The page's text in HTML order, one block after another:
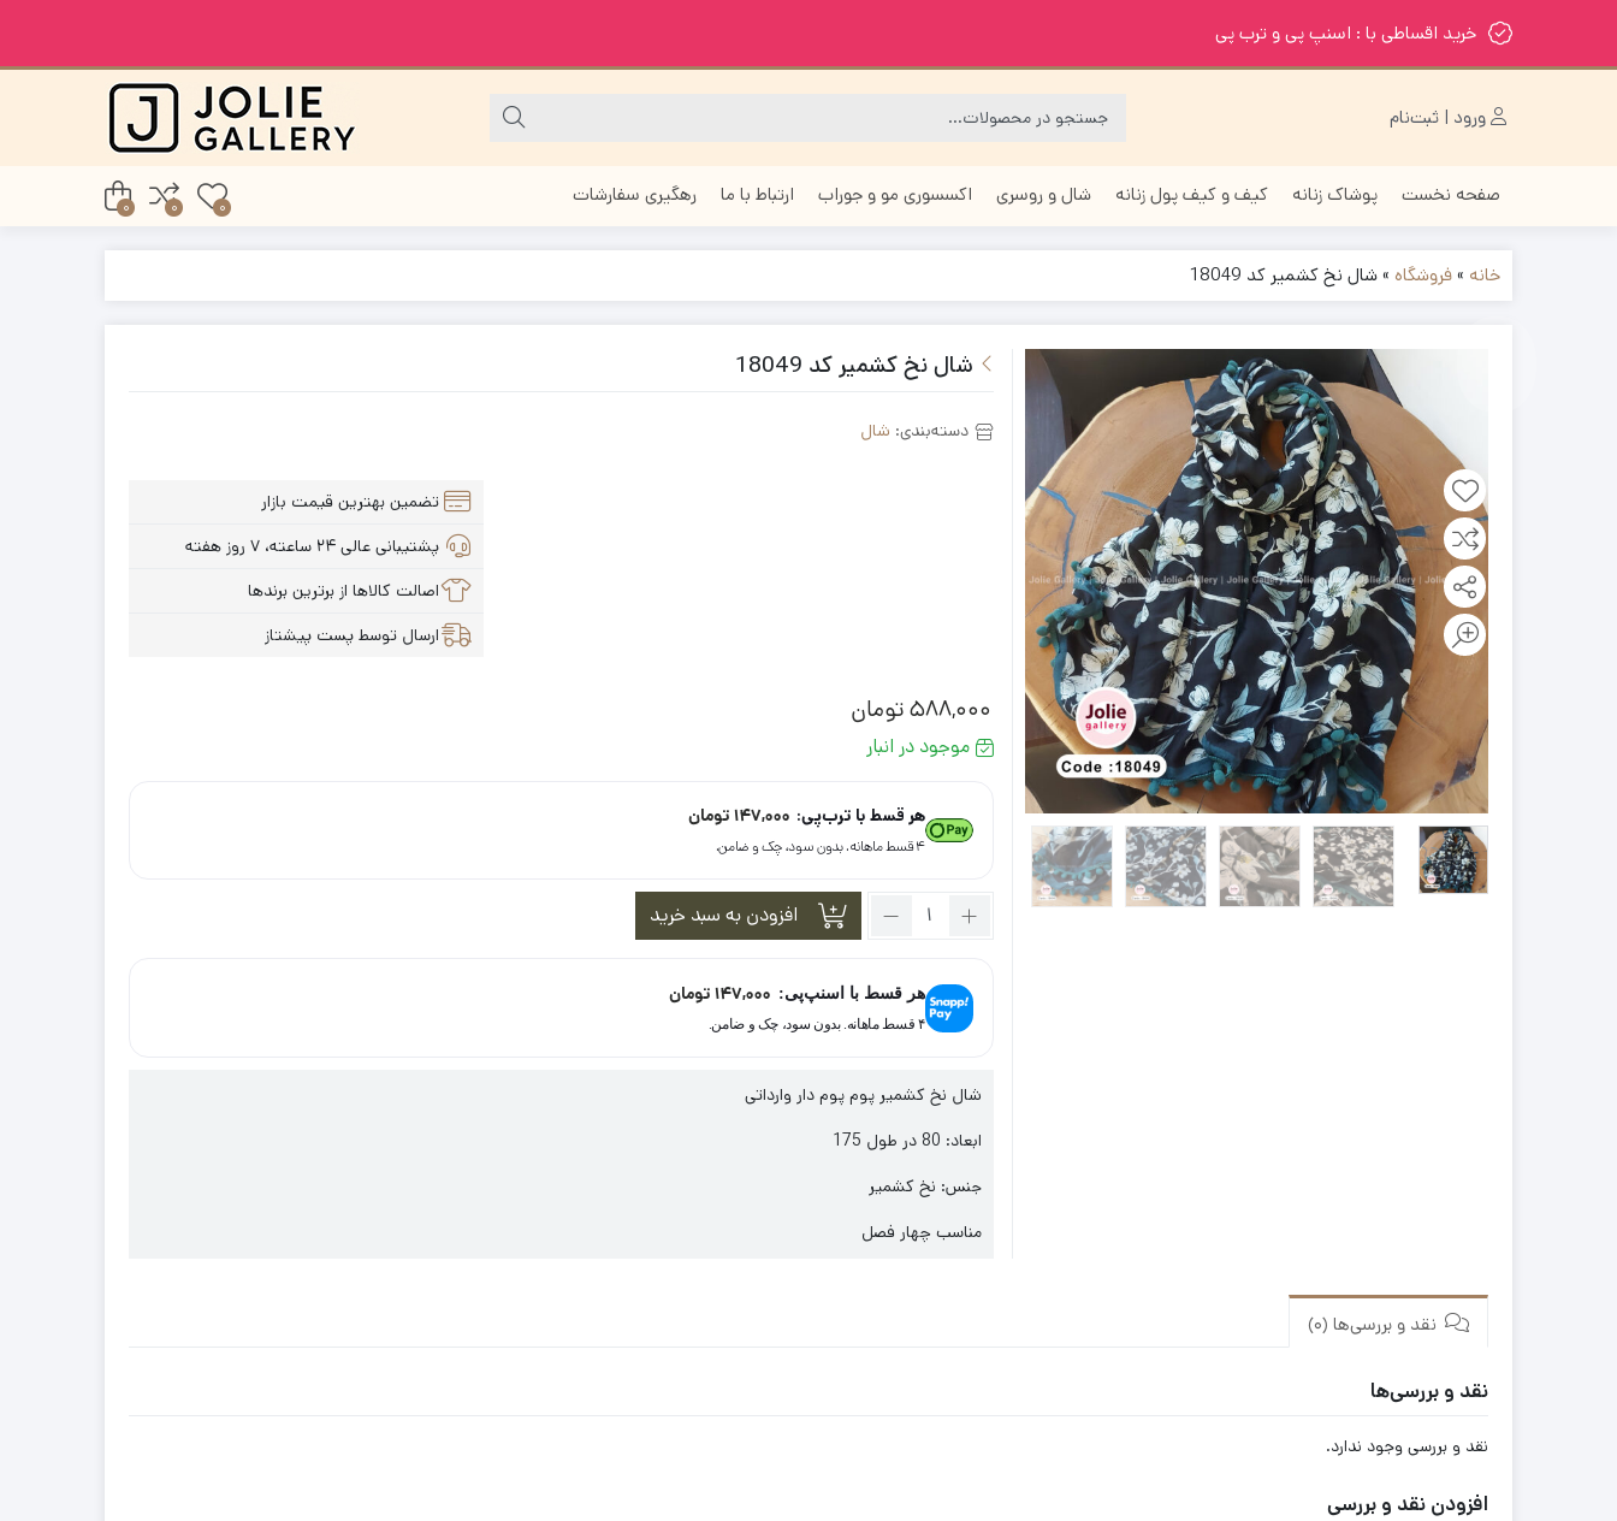
خرید اقساطی با : اسنپ پی و ترب پی
ورود | ثبت‌نام
صفحه نخست پوشاک زنانه کیف و کیف پول زنانه شال و روسری اکسسوری مو و جوراب ارتباط با ما رهگیری سفارشات
0
0
0
خانه »فروشگاه »شال نخ کشمیر کد 18049
شال نخ کشمیر کد 18049
دسته‌بندی: شال
تضمین بهترین قیمت بازار
پشتیبانی عالی ۲۴ ساعته، ۷ روز هفته
اصالت کالاها از برترین برندها
ارسال توسط پست پیشتاز
588,000 تومان
موجود در انبار
هر قسط با ترب‌پی: 147,000 تومان
۴ قسط ماهانه. بدون سود، چک و ضامن.
تعداد:
کشمیر
کد
18049
افزودن به سبد خرید
هر قسط با اسنپ‌پی: 147,000 تومان
۴ قسط ماهانه. بدون سود، چک و ضامن.
شال نخ کشمیر پوم پوم دار وارداتی
ابعاد: 80 در طول 175
جنس: نخ کشمیر
مناسب چهار فصل
نقد و بررسی‌ها (0)
نقد و بررسی‌ها
نقد و بررسی وجود ندارد.
افزودن نقد و بررسی